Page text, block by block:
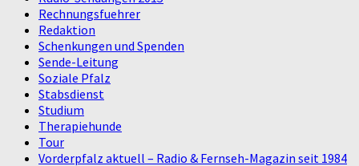
Rechnungsfuehrer
Redaktion
Schenkungen und Spenden
Sende-Leitung
Soziale Pfalz
Stabsdienst
Studium
Therapiehunde
Tour
Vorderpfalz aktuell – Radio & Fernseh-Magazin seit 1984